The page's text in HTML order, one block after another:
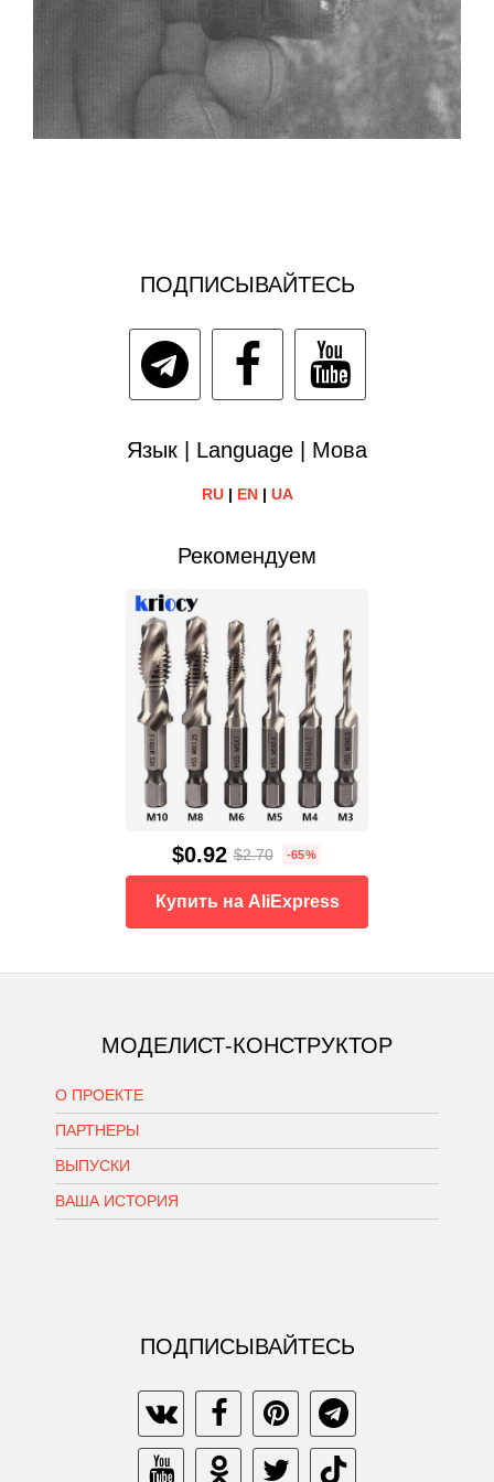
ПОДПИСЫВАЙТЕСЬ
Язык | Language | Мова
RU| EN| UA
Рекомендуем
$0.92 $2.70 -65%
Купить на AliExpress
МОДЕЛИСТ-КОНСТРУКТОР
О ПРОЕКТЕ
ПАРТНЕРЫ
ВЫПУСКИ
ВАША ИСТОРИЯ
ПОДПИСЫВАЙТЕСЬ